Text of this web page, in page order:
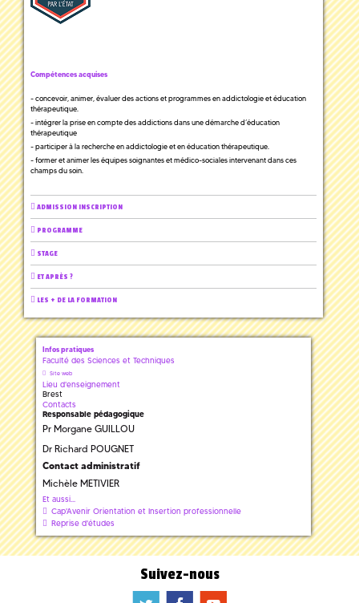
Compétences acquises
- concevoir, animer, évaluer des actions et programmes en addictologie et éducation
thérapeutique.
- intégrer la prise en compte des addictions dans une démarche d’éducation
thérapeutique
- participer à la recherche en addictologie et en éducation thérapeutique.
- former et animer les équipes soignantes et médico-sociales intervenant dans ces
champs du soin.
ADMISSION INSCRIPTION
PROGRAMME
STAGE
ET APRÈS ?
LES + DE LA FORMATION
Infos pratiques
Faculté des Sciences et Techniques
Site web
Lieu d'enseignement
Brest
Contacts
Responsable pédagogique
Pr Morgane GUILLOU
Dr Richard POUGNET
Contact administratif
Michèle METIVIER
Et aussi...
Cap'Avenir Orientation et Insertion professionnelle
Reprise d'études
Suivez-nous